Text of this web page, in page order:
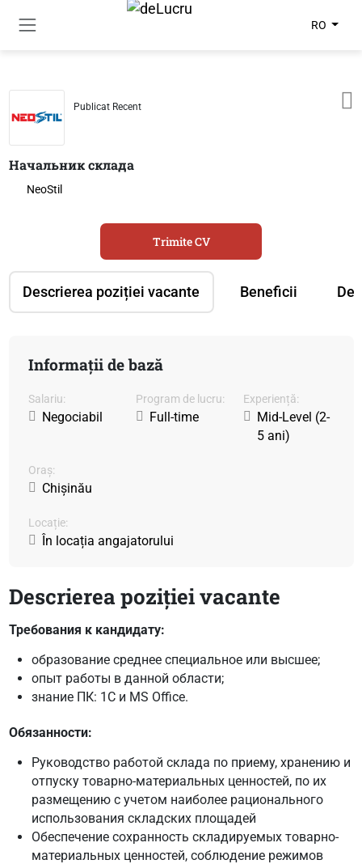
RO
Publicat Recent
Начальник склада
NeoStil
Descrierea poziției vacante Beneficii
Trimite CV
Informații de bază
Salariu:
Negociabil
Program de lucru:
Full-time
Experiență:
Mid-Level (2-
5 ani)
Oraș:
Chișinău
Locație:
În locația angajatorului
Descrierea poziției vacante
Требования к кандидату:
образование среднее специальное или высшее;
опыт работы в данной области;
знание ПК: 1C и MS Office.
Обязанности:
Руководство работой склада по приему, хранению и
отпуску товарно-материальных ценностей, по их
размещению с учетом наиболее рационального
использования складских площадей
Обеспечение сохранность складируемых товарно-
материальных ценностей, соблюдение режимов